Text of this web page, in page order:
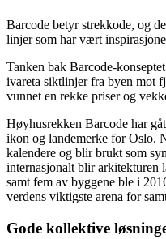
Barcode betyr strekkode, og
linjer som har vært
Tanken bak Barcode-
ivareta siktlinjer fra byen mot
vunnet en rekke priser og
Høyhusrekken Barcode har
ikon og landemerke for Oslo.
kalendere og blir brukt som
internasjonalt blir arkitekturen
samt fem av byggene ble i
verdens viktigste arena for
Gode kollektive